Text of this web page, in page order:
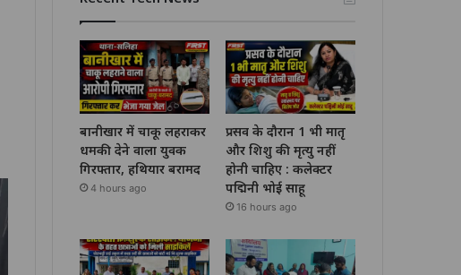
बानीखार में चाकू लहराकर
धमकी देने वाला युवक
गिरफ्तार, हथियार बरामद
4 hours ago
प्रसव के दौरान 1 भी मातृ
और शिशु की मृत्यु नहीं
होनी चाहिए : कलेक्टर
पद्मिनी भोई साहू
16 hours ago